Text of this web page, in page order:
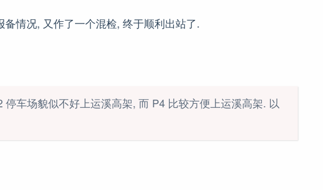
情况, 又作了一个混检, 终于顺利出站了.
停车场貌似不好上运溪高架, 而 P4 比较方便上运溪高架. 以